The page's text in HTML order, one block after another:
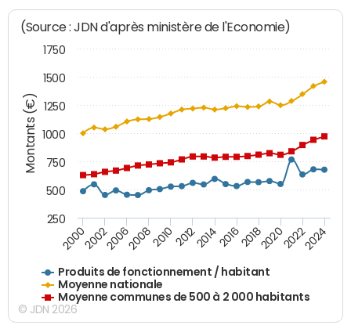
Montants (€)
(Source : JDN d'après ministère de l'Economie)
Produits de fonctionnement / habitant
Moyenne nationale
Moyenne communes de 500 à 2 000 habitants
200020022006200820102012201420162018202020222024
250
500
750
1000
1250
1500
1750
© JDN 2026